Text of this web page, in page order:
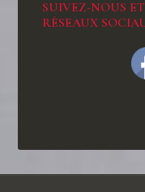
SUIVEZ-NOUS
RÉSEAUX